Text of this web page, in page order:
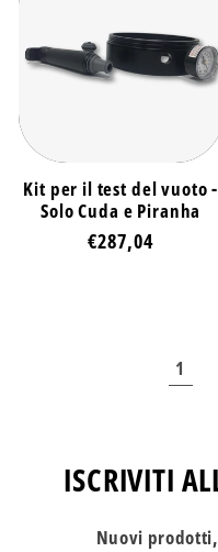
Kit per il test del vuoto -
Solo Cuda e Piranha
Prezzo
€287,04
1
ISCRIVITI
Nuovi